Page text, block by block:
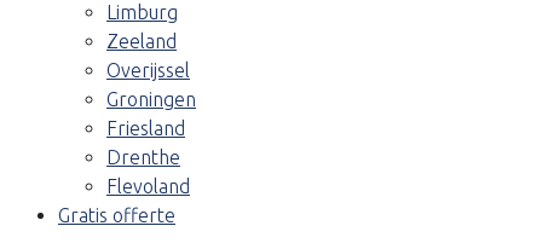
Limburg
Zeeland
Overijssel
Groningen
Friesland
Drenthe
Flevoland
Gratis offerte